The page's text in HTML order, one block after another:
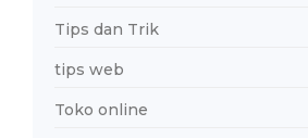
Tips dan Trik
tips web
Toko online